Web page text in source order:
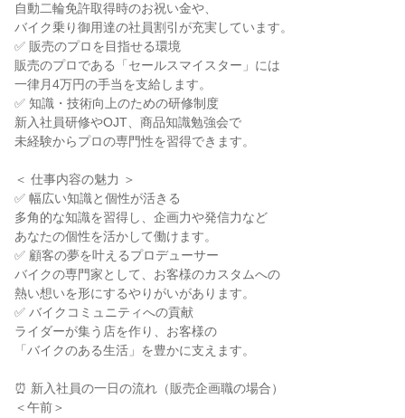
自動二輪免許取得時のお祝い金や、
バイク乗り御用達の社員割引が充実しています。
✅ 販売のプロを目指せる環境
販売のプロである「セールスマイスター」には
一律月4万円の手当を支給します。
✅ 知識・技術向上のための研修制度
新入社員研修やOJT、商品知識勉強会で
未経験からプロの専門性を習得できます。
＜ 仕事内容の魅力 ＞
✅ 幅広い知識と個性が活きる
多角的な知識を習得し、企画力や発信力など
あなたの個性を活かして働けます。
✅ 顧客の夢を叶えるプロデューサー
バイクの専門家として、お客様のカスタムへの
熱い想いを形にするやりがいがあります。
✅ バイクコミュニティへの貢献
ライダーが集う店を作り、お客様の
「バイクのある生活」を豊かに支えます。
⏰ 新入社員の一日の流れ（販売企画職の場合）
＜午前＞